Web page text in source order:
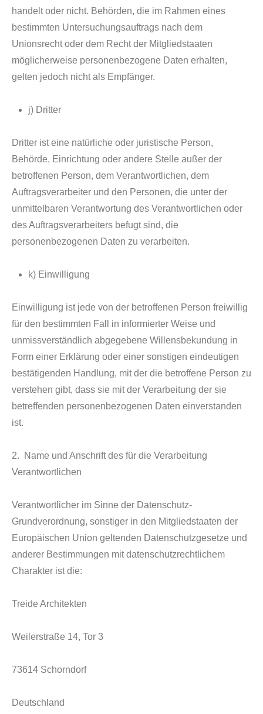
handelt oder nicht. Behörden, die im Rahmen eines
bestimmten Untersuchungsauftrags nach dem
Unionsrecht oder dem Recht der Mitgliedstaaten
möglicherweise personenbezogene Daten erhalten,
gelten jedoch nicht als Empfänger.
j) Dritter
Dritter ist eine natürliche oder juristische Person,
Behörde, Einrichtung oder andere Stelle außer der
betroffenen Person, dem Verantwortlichen, dem
Auftragsverarbeiter und den Personen, die unter der
unmittelbaren Verantwortung des Verantwortlichen oder
des Auftragsverarbeiters befugt sind, die
personenbezogenen Daten zu verarbeiten.
k) Einwilligung
Einwilligung ist jede von der betroffenen Person freiwillig
für den bestimmten Fall in informierter Weise und
unmissverständlich abgegebene Willensbekundung in
Form einer Erklärung oder einer sonstigen eindeutigen
bestätigenden Handlung, mit der die betroffene Person zu
verstehen gibt, dass sie mit der Verarbeitung der sie
betreffenden personenbezogenen Daten einverstanden
ist.
2. Name und Anschrift des für die Verarbeitung
Verantwortlichen
Verantwortlicher im Sinne der Datenschutz-
Grundverordnung, sonstiger in den Mitgliedstaaten der
Europäischen Union geltenden Datenschutzgesetze und
anderer Bestimmungen mit datenschutzrechtlichem
Charakter ist die:
Treide Architekten
Weilerstraße 14, Tor 3
73614 Schorndorf
Deutschland